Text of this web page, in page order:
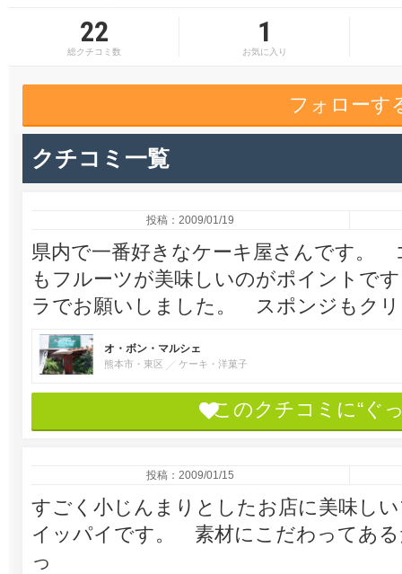
22
総クチコミ数
1
お気に入り
フォローす
クチコミ一覧
投稿：2009/01/19
県内で一番好きなケーキ屋さんです。
もフルーツが美味しいのがポイントで
ラでお願いしました。 スポンジもク
オ・ボン・マルシェ
熊本市・東区 ケーキ・洋菓子
このクチコミに“ぐ
投稿：2009/01/15
すごく小じんまりとしたお店に美味し
イッパイです。 素材にこだわってあ
っ